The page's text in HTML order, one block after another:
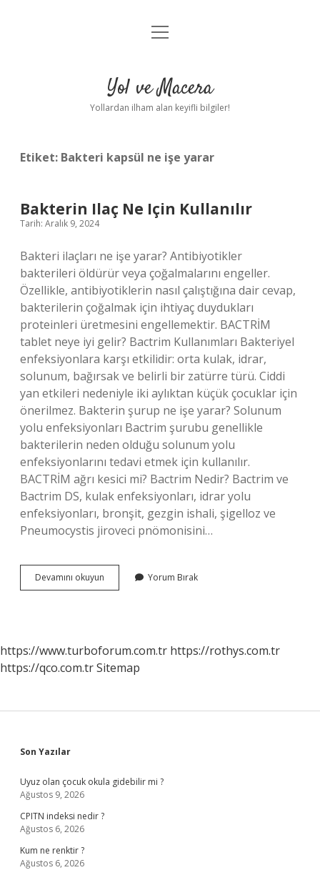
Anasayfa
Yasal Uyarı
menüyü
Yol ve Macera
Yollardan ilham alan keyifli bilgiler!
Etiket: Bakteri kapsül ne işe yarar
Bakterin Ilaç Ne Için Kullanılır
Tarih: Aralık 9, 2024
Bakteri ilaçları ne işe yarar? Antibiyotikler
bakterileri öldürür veya çoğalmalarını engeller.
Özellikle, antibiyotiklerin nasıl çalıştığına dair cevap,
bakterilerin çoğalmak için ihtiyaç duydukları
proteinleri üretmesini engellemektir. BACTRİM
tablet neye iyi gelir? Bactrim Kullanımları Bakteriyel
enfeksiyonlara karşı etkilidir: orta kulak, idrar,
solunum, bağırsak ve belirli bir zatürre türü. Ciddi
yan etkileri nedeniyle iki aylıktan küçük çocuklar için
önerilmez. Bakterin şurup ne işe yarar? Solunum
yolu enfeksiyonları Bactrim şurubu genellikle
bakterilerin neden olduğu solunum yolu
enfeksiyonlarını tedavi etmek için kullanılır.
BACTRİM ağrı kesici mi? Bactrim Nedir? Bactrim ve
Bactrim DS, kulak enfeksiyonları, idrar yolu
enfeksiyonları, bronşit, gezgin ishali, şigelloz ve
Pneumocystis jiroveci pnömonisini…
Devamını okuyun Bakterin
Ilaç
Yorum Bırak
https://www.turboforum.com.tr https://rothys.com.tr
https://qco.com.trSitemap
Sidebar
Son Yazılar
Uyuz olan çocuk okula gidebilir mi ?
Ağustos 9, 2026
CPITN indeksi nedir ?
Ağustos 6, 2026
Kum ne renktir ?
Ağustos 6, 2026